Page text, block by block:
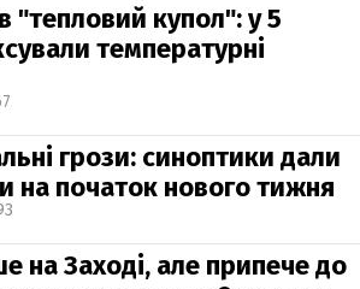
"тепловий купол": у 5
температурні
грози: синоптики дали
на початок нового тижня
на Заході, але припече до